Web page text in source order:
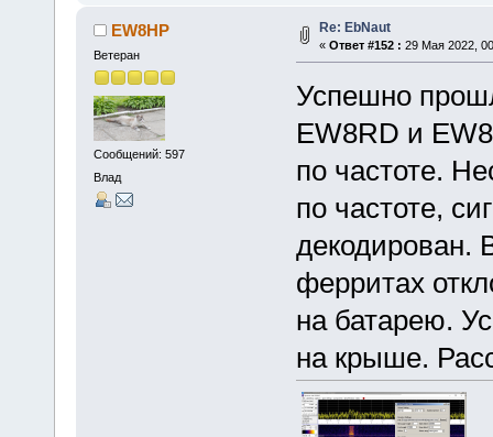
EW8HP
Ветеран
Сообщений: 597
Влад
Re: EbNaut
« Ответ #152 : 29 Мая 2022,
Успешно
EW8RD и
по частоте.
по частоте,
декодирован.
ферритах
на батарею.
на крыше.